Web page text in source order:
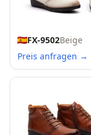
FX-9502Beige
Preis anfragen →